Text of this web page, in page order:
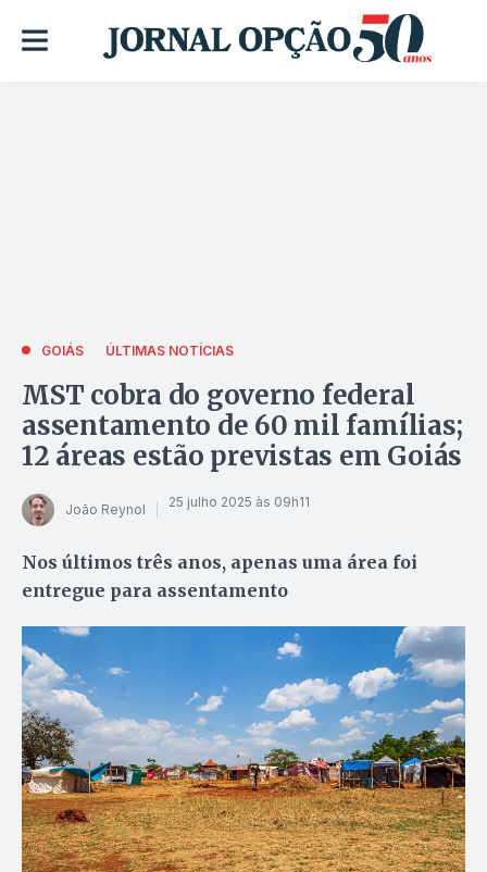
GOIÁS ÚLTIMAS NOTÍCIAS
MST cobra do governo federal
assentamento de 60 mil famílias;
12 áreas estão previstas em Goiás
João Reynol 25 julho 2025 às 09h11
Nos últimos três anos, apenas uma área foi
entregue para assentamento